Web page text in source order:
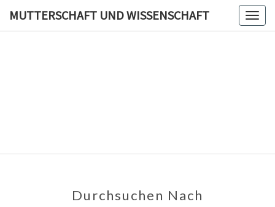
MUTTERSCHAFT UND WISSENSCHAFT
Durchsuchen Nach